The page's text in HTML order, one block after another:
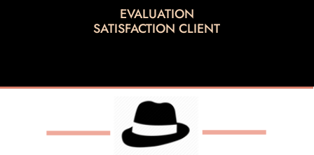
EVALUATION
SATISFACTION CLIENT